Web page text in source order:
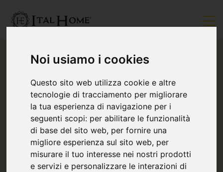
Noi usiamo i cookies
Questo sito web utilizza cookie e altre
tecnologie di tracciamento per migliorare
la tua esperienza di navigazione per i
seguenti scopi: per abilitare le funzionalità
di base del sito web, per fornire una
migliore esperienza sul sito web, per
misurare il tuo interesse nei nostri prodotti
e servizi e personalizzare le interazioni di